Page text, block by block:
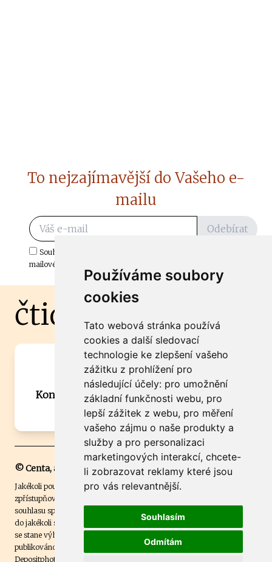
Používáme soubory
cookies
Tato webová stránka používá
cookies a další sledovací
technologie ke zlepšení vašeho
zážitku z prohlížení pro
následující účely: pro umožnění
základní funkčnosti webu, pro
lepší zážitek z webu, pro měření
vašeho zájmu o naše produkty a
služby a pro personalizaci
marketingových interakcí, chcete-
li zobrazovat reklamy které jsou
pro vás relevantnější.
Souhlasím
Odmítám
To nejzajímavější do Vašeho e-
mailu
Odebírat
Souhlasím s odběrem důležitých zpráv ze ČtiDoma.cz do mé e-
mailové schránky.
čtidoma.cz
Máte zajímavou informaci? Chcete
spolupracovat?
Kontaktujte šéfredaktora Martina Chalupu:
chalupa@ctidoma.cz
© Centa, a.s.
Jakékoli použití obsahu včetně převzetí, šíření či dalšího užití a
zpřístupňování textových či obrazových materiálů bez písemného
souhlasu společnosti Centa,a.s. je zakázáno. Čtenář svým přihlášením
do jakékoli soutěže na našem webu dává souhlas s tím, že v případě, že
se stane výhercem této soutěže, může být jeho jméno na webu
publikováno. Centa, a.s. využívala licenci ČTK a využívá fotografie z
Depositphotos